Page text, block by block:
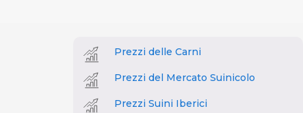
Prezzi delle Carni
Prezzi del Mercato Suinicolo
Prezzi Suini Iberici